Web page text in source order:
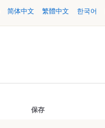
简体中文 繁體中文 한국어
保存